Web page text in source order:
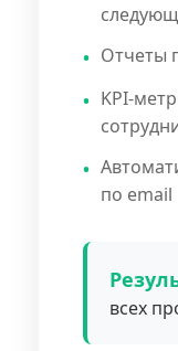
Отчеты
KPI-
по email
всех